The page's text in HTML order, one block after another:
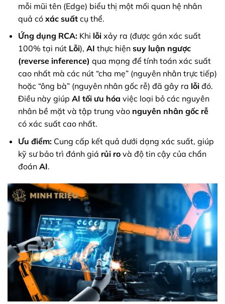
mỗi mũi tên (Edge) biểu thị một mối quan hệ nhân
quả có xác suấtcụ thể.
Ứng dụng RCA:Khi lỗixảy ra (được gán xác suất
100% tại nút Lỗi), AI thực hiện suy luận ngược
(reverse inference) qua mạng để tính toán xác suất
cao nhất mà các nút “cha mẹ” (nguyên nhân trực tiếp)
hoặc “ông bà” (nguyên nhân gốc rễ) đã gây ra lỗiđó.
Điều này giúp AI tối ưu hóa việc loại bỏ các nguyên
nhân bề mặt và tập trung vào nguyên nhân gốc rễ
có xác suất cao nhất.
Ưu điểm:Cung cấp kết quả dưới dạng xác suất, giúp
kỹ sư bảo trì đánh giá rủi rovà độ tin cậy của chẩn
đoán AI.